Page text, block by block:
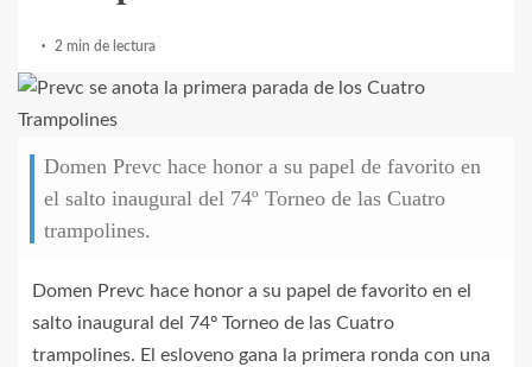
2 min de lectura
Domen Prevc hace honor a su papel de favorito en
el salto inaugural del 74º Torneo de las Cuatro
trampolines.
Domen Prevc hace honor a su papel de favorito en el
salto inaugural del 74º Torneo de las Cuatro
trampolines. El esloveno gana la primera ronda con una